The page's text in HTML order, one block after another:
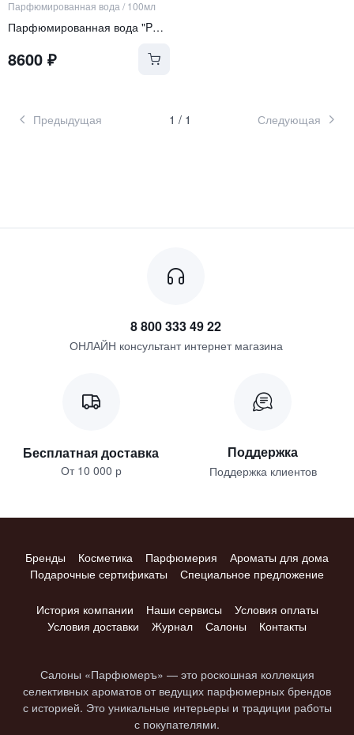
Парфюмированная вода / 100мл
Парфюмированная вода "PRIDE POUR HOMME"
8600 ₽
Предыдущая 1 / 1 Следующая
8 800 333 49 22
ОНЛАЙН консультант интернет магазина
Бесплатная доставка
От 10 000 р
Поддержка
Поддержка клиентов
Бренды Косметика Парфюмерия
Ароматы для дома
Подарочные сертификаты
Специальное предложение
История компании Наши сервисы
Условия оплаты
Условия доставки
Журнал Салоны Контакты
Салоны «Парфюмеръ» — это роскошная коллекция
селективных ароматов от ведущих парфюмерных брендов
с историей. Это уникальные интерьеры и традиции работы
с покупателями.